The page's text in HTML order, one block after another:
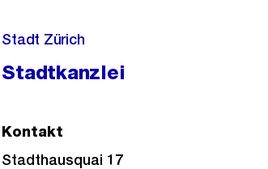
Stadt Zürich
Stadtkanzlei
Kontakt
Stadthausquai 17